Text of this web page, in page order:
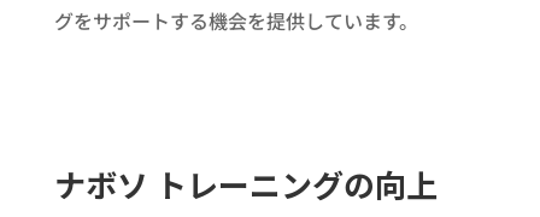
グをサポートする機会を提供しています。
ナボソ トレーニングの向上